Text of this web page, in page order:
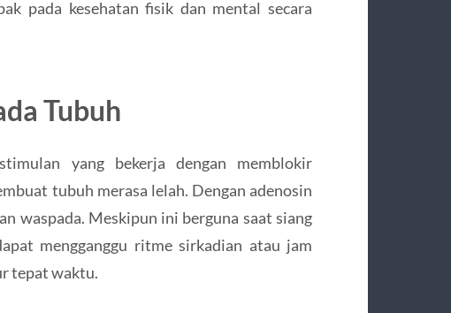
pada kesehatan fisik dan mental secara
Tubuh
yang bekerja dengan memblokir
tubuh merasa lelah. Dengan adenosin
waspada. Meskipun ini berguna saat siang
mengganggu ritme sirkadian atau jam
tepat waktu.